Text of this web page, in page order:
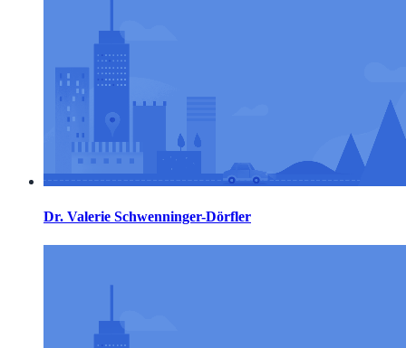
Dr. Valerie Schwenninger-Dörfler